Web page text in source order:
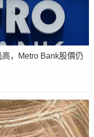
，Metro Bank股價仍